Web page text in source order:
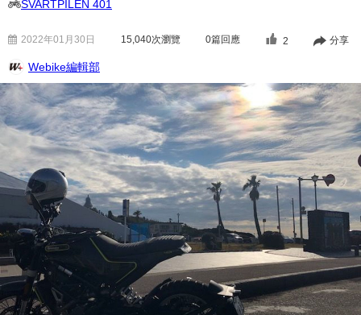
SVARTPILEN 401
2022年01月30日 15,040次瀏覽 0篇回應 2 分享
Webike編輯部